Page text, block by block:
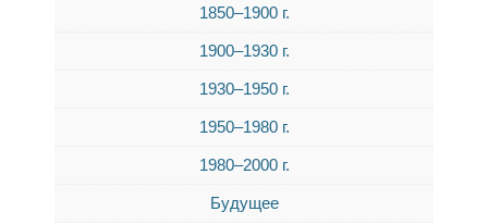
1850–1900 г.
1900–1930 г.
1930–1950 г.
1950–1980 г.
1980–2000 г.
Будущее